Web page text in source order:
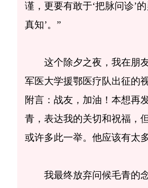
谨，更要有敢于‘把脉问诊’
真知’。”
这个除夕之夜，我在朋
军医大学援鄂医疗队出征的
附言：战友，加油！本想再
青，表达我的关切和祝福，
或许多此一举。他应该有太
我最终放弃问候毛青的